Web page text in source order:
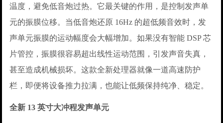
温度，避免低音炮过热。它最关键的作用，是控制发声单
元的振膜位移。当低音炮还原 16Hz 的超低频音效时，发
声单元振膜的运动幅度会大幅增加。如果没有智能 DSP 芯
片管控，振膜很容易超出线性运动范围，引发声音失真，
甚至造成机械损坏。这款全新处理器就像一道高速防护
栏，即便将设备推力拉满，也能让低频保持纯净、稳定。
全新 13 英寸大冲程发声单元